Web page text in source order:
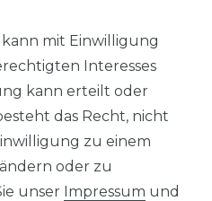
mit Einwilligung
Interesses
kann erteilt oder
das Recht, nicht
zu einem
oder zu
unser Impressum und